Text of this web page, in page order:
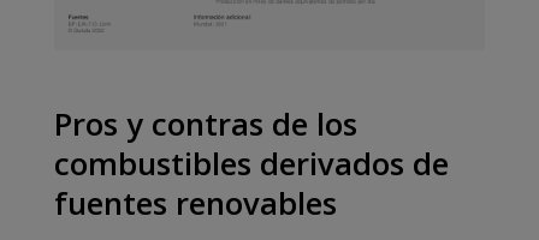
Pros y contras de los
combustibles derivados de
fuentes renovables